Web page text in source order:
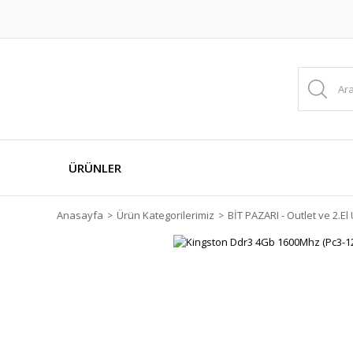
ÜRÜNLER
Anasayfa Ürün Kategorilerimiz BİT PAZARI - Outlet ve 2.El